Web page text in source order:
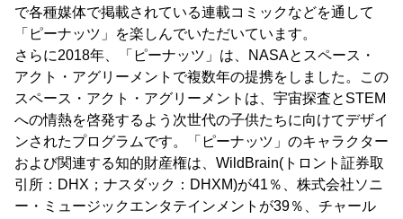
で各種媒体で掲載されている連載コミックなどを通して
「ピーナッツ」を楽しんでいただいています。
さらに2018年、「ピーナッツ」は、NASAとスペース・
アクト・アグリーメントで複数年の提携をしました。この
スペース・アクト・アグリーメントは、宇宙探査とSTEM
への情熱を啓発するよう次世代の子供たちに向けてデザイ
ンされたプログラムです。「ピーナッツ」のキャラクター
および関連する知的財産権は、WildBrain(トロント証券取
引所：DHX；ナスダック：DHXM)が41％、株式会社ソニ
ー・ミュージックエンタテインメントが39％、チャール